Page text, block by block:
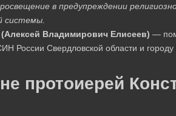
в предупреждении
системы.
Владимирович Елисеев) —
России Свердловской области и городу
протоиерей